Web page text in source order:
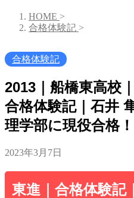
HOME >
合格体験記 >
合格体験記
2013｜船橋東高校
合格体験記｜石井
理学部に現役合格！
2023年3月7日
東進｜合格体験記